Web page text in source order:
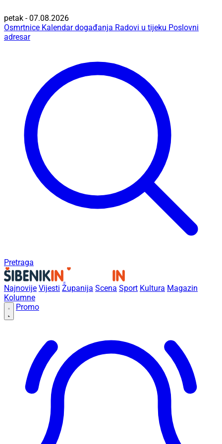
petak - 07.08.2026
Osmrtnice Kalendar događanja Radovi u tijeku Poslovni
adresar
Pretraga
Najnovije Vijesti Županija Scena Sport Kultura Magazin
Kolumne
Promo